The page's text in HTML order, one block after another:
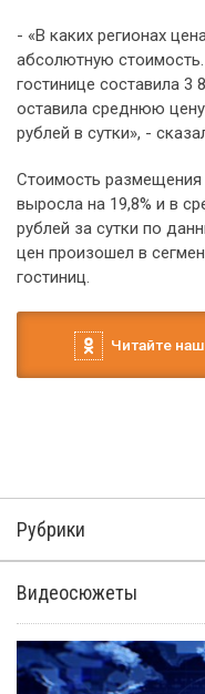
- «В каких регионах
абсолютную
гостинице составила 3
оставила среднюю
рублей в сутки», -
Стоимость размещения
выросла на 19,8% и в
рублей за сутки по
цен произошел в
гостиниц.
Читайте
Рубрики
Видеосюжеты